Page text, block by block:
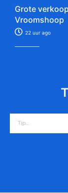
Grote
Vroomshoop
22 uur ago